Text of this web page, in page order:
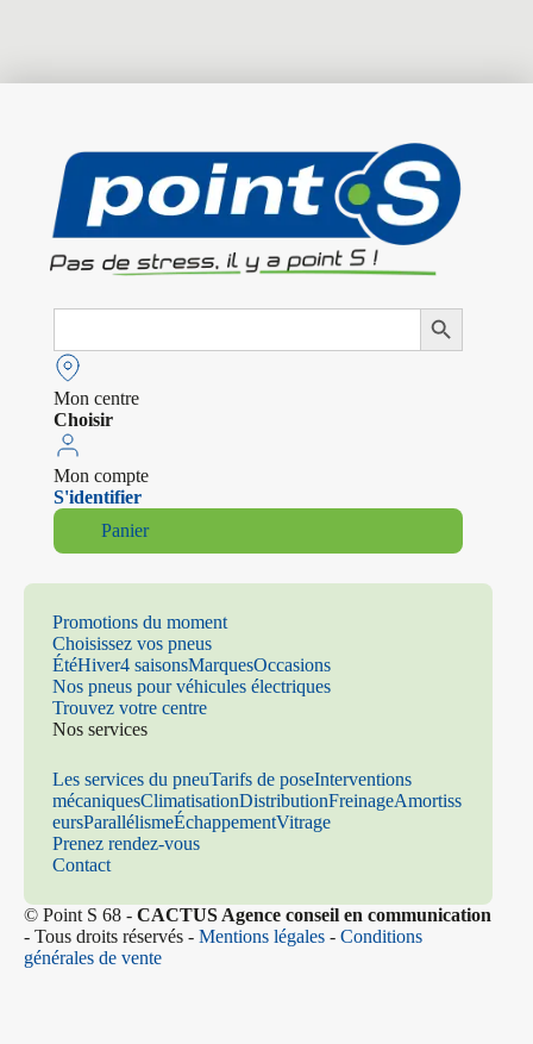
Search
Search Button
Mon centre
Choisir
Mon compte
S'identifier
Panier
Promotions du moment
Choisissez vos pneus
ÉtéHiver4 saisonsMarquesOccasions
Nos pneus pour véhicules électriques
Trouvez votre centre
Nos services
Les services du pneuTarifs de poseInterventions
mécaniquesClimatisationDistributionFreinageAmortiss
eursParallélismeÉchappementVitrage
Prenez rendez-vous
Contact
© Point S 68 - CACTUS Agence conseil en communication
- Tous droits réservés - Mentions légales - Conditions
générales de vente